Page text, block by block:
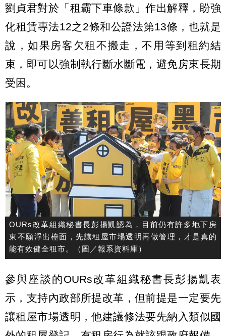
劉貞君對於「租霸下車條款」作出解釋，盼強
化租賃專法12之2條和公證法第13條，也就是
說，如果房客欠租不搬走，不用等到租約結
束，即可以強制執行斷水斷電，避免房東長期
受困。
OURs改革組織秘書長彭揚凱認為，目前仍有許多地下房
東不願浮出檯面，先讓租屋市場透明再做管理，才是真的
能有效健全租市。（圖／報系資料庫）
參與座談的OURs改革組織秘書長彭揚凱表
示，支持內政部所提改革，但前提是一定要先
讓租屋市場透明，他建議修法要先納入類似國